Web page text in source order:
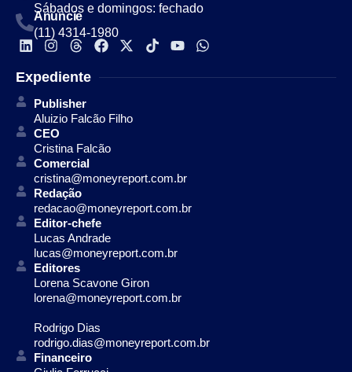
Sábados e domingos: fechado
Anuncie
(11) 4314-1980
Expediente
Publisher
Aluizio Falcão Filho
CEO
Cristina Falcão
Comercial
cristina@moneyreport.com.br
Redação
redacao@moneyreport.com.br
Editor-chefe
Lucas Andrade
lucas@moneyreport.com.br
Editores
Lorena Scavone Giron
lorena@moneyreport.com.br
Rodrigo Dias
rodrigo.dias@moneyreport.com.br
Financeiro